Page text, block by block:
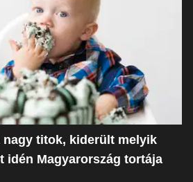
nagy titok, kiderült melyik
idén Magyarország tortája